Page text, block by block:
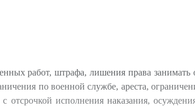
работ, штрафа, лишения права занимать
по военной службе, ареста,
отсрочкой исполнения наказания,